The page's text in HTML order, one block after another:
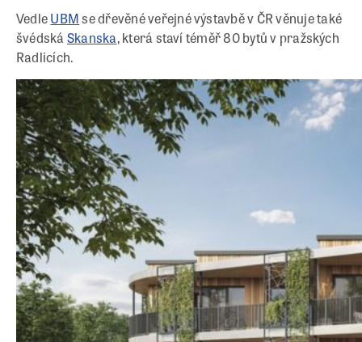
VedleUBMse dřevěné veřejné výstavbě v ČR věnuje také
švédská Skanska, která staví téměř 80 bytů v pražských
Radlicích.